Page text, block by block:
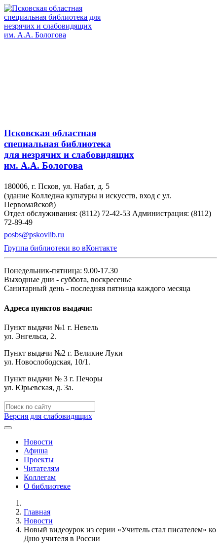
Псковская областная
специальная библиотека
для незрячих и слабовидящих
им. А.А. Бологова
180006, г. Псков, ул. Набат, д. 5
(здание Колледжа культуры и искусств, вход с ул.
Первомайской)
Отдел обслуживания: (8112) 72-42-53 Администрация: (8112)
72-89-49
posbs@pskovlib.ru
Группа библиотеки во вКонтакте
Понедельник-пятница: 9.00-17.30
Выходные дни - суббота, воскресенье
Санитарный день - последняя пятница каждого месяца
Адреса пунктов выдачи:
Пункт выдачи №1 г. Невель
ул. Энгельса, 2.
Пункт выдачи №2 г. Великие Луки
ул. Новослободская, 10/1.
Пункт выдачи № 3 г. Печоры
ул. Юрьевская, д. 3а.
Версия для слабовидящих
Новости
Афиша
Проекты
Читателям
Коллегам
О библиотеке
Главная
Новости
Новый видеоурок из серии «Учитель стал писателем» ко
Дню учителя в России